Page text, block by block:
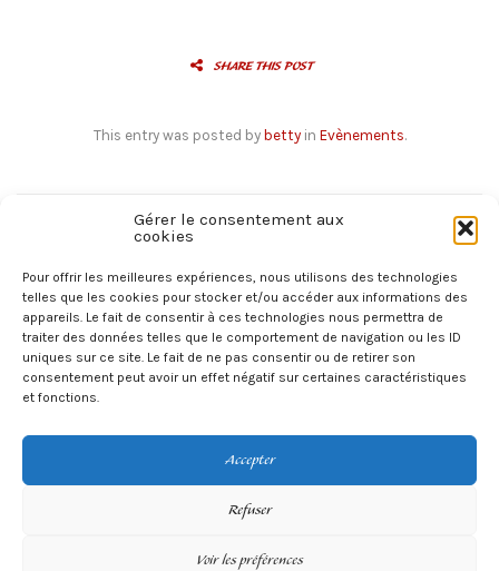
Gérer le consentement aux
cookies
Pour offrir les meilleures expériences, nous utilisons des technologies
telles que les cookies pour stocker et/ou accéder aux informations des
appareils. Le fait de consentir à ces technologies nous permettra de
traiter des données telles que le comportement de navigation ou les ID
uniques sur ce site. Le fait de ne pas consentir ou de retirer son
consentement peut avoir un effet négatif sur certaines caractéristiques
et fonctions.
Accepter
Refuser
Voir les préférences
SHARE THIS POST
This entry was posted by bettyin Evènements.
← Marché de la mode vintage à la foire de Marseille
Next Reading
3éme Salon du vintage à Clermont Ferrand →